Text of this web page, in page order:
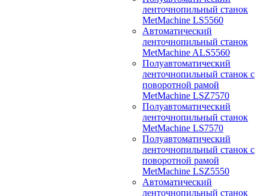
ленточнопильный станок
MetMachine LS5560
Автоматический
ленточнопильный станок
MetMachine ALS5560
Полуавтоматический
ленточнопильный станок с
поворотной рамой
MetMachine LSZ7570
Полуавтоматический
ленточнопильный станок
MetMachine LS7570
Полуавтоматический
ленточнопильный станок с
поворотной рамой
MetMachine LSZ5550
Автоматический
ленточнопильный станок